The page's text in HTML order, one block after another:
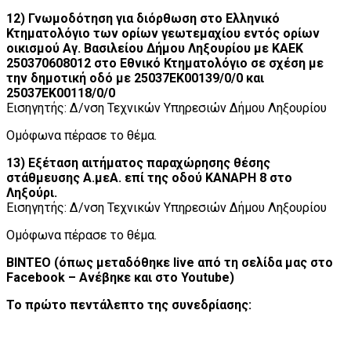
12) Γνωμοδότηση για διόρθωση στο Ελληνικό
Κτηματολόγιο των ορίων γεωτεμαχίου εντός ορίων
οικισμού Αγ. Βασιλείου Δήμου Ληξουρίου με ΚΑΕΚ
250370608012 στο Εθνικό Κτηματολόγιο σε σχέση με
την δημοτική οδό με 25037ΕΚ00139/0/0 και
25037ΕΚ00118/0/0
Εισηγητής: Δ/νση Τεχνικών Υπηρεσιών Δήμου Ληξουρίου
Ομόφωνα πέρασε το θέμα.
13) Εξέταση αιτήματος παραχώρησης θέσης
στάθμευσης Α.μεΑ. επί της οδού ΚΑΝΑΡΗ 8 στο
Ληξούρι.
Εισηγητής: Δ/νση Τεχνικών Υπηρεσιών Δήμου Ληξουρίου
Ομόφωνα πέρασε το θέμα.
ΒΙΝΤΕΟ (όπως μεταδόθηκε live από τη σελίδα μας στο
Facebook – Ανέβηκε και στο Youtube)
Το πρώτο πεντάλεπτο της συνεδρίασης: